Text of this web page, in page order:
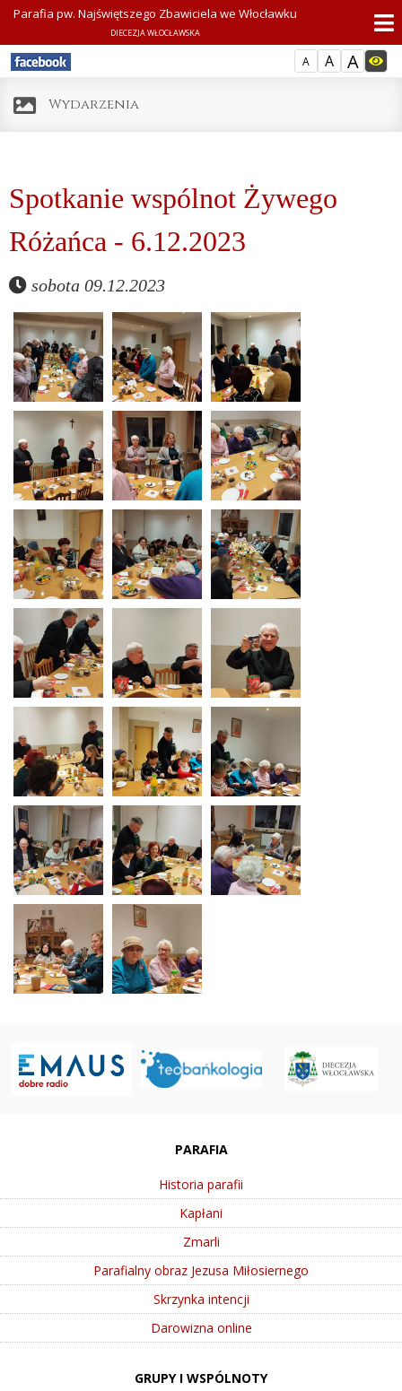
A A A
Parafia pw. Najświętszego Zbawiciela we Włocławku
DIECEZJA WŁOCŁAWSKA
Wydarzenia
Spotkanie wspólnot Żywego
Różańca - 6.12.2023
sobota 09.12.2023
PARAFIA
Historia parafii
Kapłani
Zmarli
Parafialny obraz Jezusa Miłosiernego
Skrzynka intencji
Darowizna online
GRUPY I WSPÓLNOTY